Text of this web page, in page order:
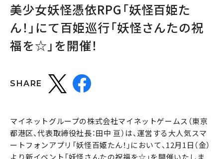
美少女妖怪憑依RPG「妖怪百姫た
ん！」にて百姫巡行「妖怪さんたの祝
福を☆」を開催！
SHARE
マイネットグループの株式会社マイネットゲームス（東京
都港区、代表取締役社長：田中 亘）は、運営する大人気スマ
ートフォンアプリ「妖怪百姫たん！」において、12月1日（金）